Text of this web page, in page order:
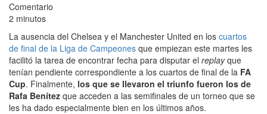
Comentario
2 minutos
La ausencia del Chelsea y el Manchester United en los cuartos
de final de la Liga de Campeones que empiezan este martes les
facilitó la tarea de encontrar fecha para disputar el replayque
tenían pendiente correspondiente a los cuartos de final de la FA
Cup. Finalmente, los que se llevaron el triunfo fueron los de
Rafa Benítez que acceden a las semifinales de un torneo que se
les ha dado especialmente bien en los últimos años.